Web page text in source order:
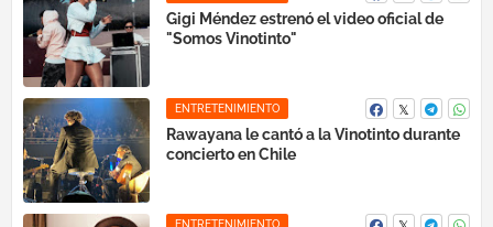
Gigi Méndez estrenó el video oficial de
"Somos Vinotinto"
ENTRETENIMIENTO
Rawayana le cantó a la Vinotinto durante
concierto en Chile
ENTRETENIMIENTO